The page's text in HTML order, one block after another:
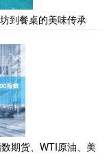
到餐桌的美味传承
期货、WTI原油、美